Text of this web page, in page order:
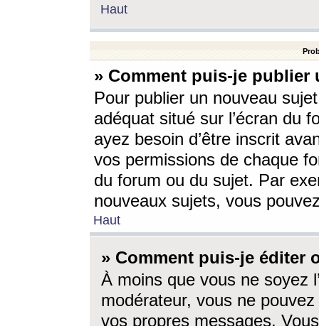
Haut
» Comment puis-je
Pour publier un nouveau
adéquat situé sur l’écran du
ayez besoin d’être inscrit
vos permissions de chaque
du forum ou du sujet. Par
nouveaux sujets, vous
Haut
» Comment puis-je éditer
À moins que vous ne soyez
modérateur, vous ne
vos propres messages.